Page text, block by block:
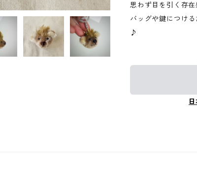
思わず目を引く存在
バッグや鍵につけ
♪